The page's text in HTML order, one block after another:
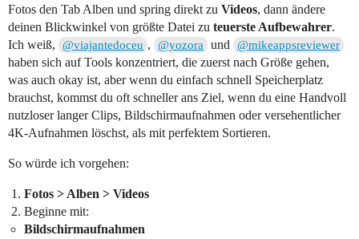
Fotos den Tab Alben und spring direkt zu Videos, dann ändere
deinen Blickwinkel von größte Datei zu teuerste Aufbewahrer.
Ich weiß,
@viajantedoceu , @yozora und @mikeappsreviewer
haben sich auf Tools konzentriert, die zuerst nach Größe gehen,
was auch okay ist, aber wenn du einfach schnell Speicherplatz
brauchst, kommst du oft schneller ans Ziel, wenn du eine Handvoll
nutzloser langer Clips, Bildschirmaufnahmen oder versehentlicher
4K-Aufnahmen löschst, als mit perfektem Sortieren.
So würde ich vorgehen:
Fotos > Alben > Videos
Beginne mit:
Bildschirmaufnahmen